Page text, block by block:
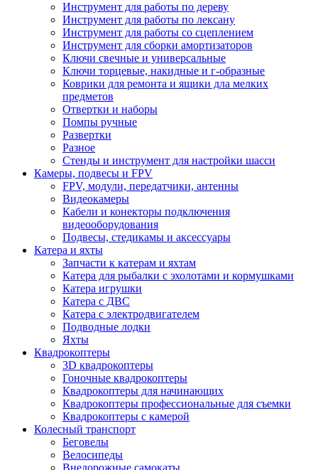
Инструмент для работы по дереву
Инструмент для работы по лексану
Инструмент для работы со сцеплением
Инструмент для сборки амортизаторов
Ключи свечные и универсальные
Ключи торцевые, накидные и г-образные
Коврики для ремонта и ящики дла мелких
предметов
Отвертки и наборы
Помпы ручные
Развертки
Разное
Стенды и инструмент для настройки шасси
Камеры, подвесы и FPV
FPV, модули, передатчики, антенны
Видеокамеры
Кабели и конекторы подключения
видеооборудования
Подвесы, стедикамы и аксессуары
Катера и яхты
Запчасти к катерам и яхтам
Катера для рыбалки с эхолотами и кормушками
Катера игрушки
Катера с ДВС
Катера с электродвигателем
Подводные лодки
Яхты
Квадрокоптеры
3D квадрокоптеры
Гоночные квадрокоптеры
Квадрокоптеры для начинающих
Квадрокоптеры профессиональные для съемки
Квадрокоптеры с камерой
Колесный транспорт
Беговелы
Велосипеды
Внедорожные самокаты